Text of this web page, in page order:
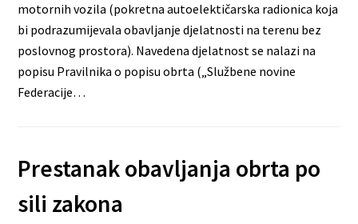
motornih vozila (pokretna autoelektičarska radionica koja
bi podrazumijevala obavljanje djelatnosti na terenu bez
poslovnog prostora). Navedena djelatnost se nalazi na
popisu Pravilnika o popisu obrta („Službene novine
Federacije…
Prestanak obavljanja obrta po
sili zakona